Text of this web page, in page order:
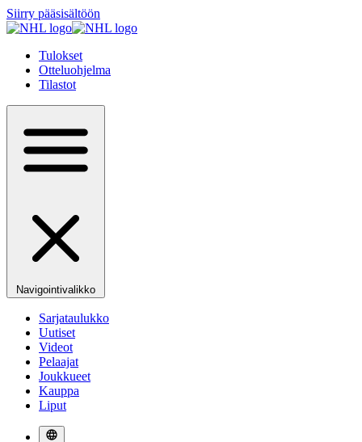
Siirry pääsisältöön
Tulokset
Otteluohjelma
Tilastot
Navigointivalikko
Sarjataulukko
Uutiset
Videot
Pelaajat
Joukkueet
Kauppa
Liput